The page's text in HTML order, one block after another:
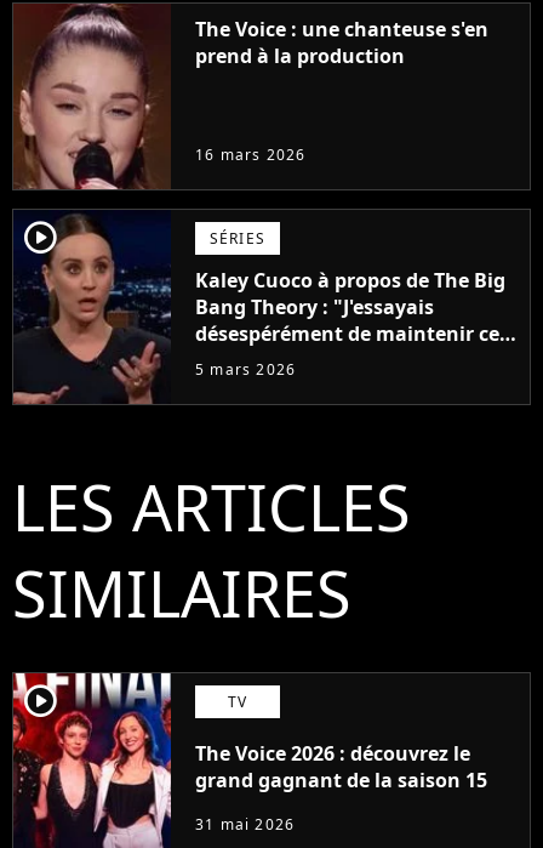
The Voice : une chanteuse s'en
prend à la production
16 mars 2026
player2 SÉRIES
Kaley Cuoco à propos de The Big
Bang Theory : "J'essayais
désespérément de maintenir ce
groupe soudé, et nous nous
a duré douze ans"
5 mars 2026
LES ARTICLES
SIMILAIRES
player2 TV
The Voice 2026 : découvrez le
grand gagnant de la saison 15
31 mai 2026